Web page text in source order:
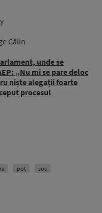
Călin
unde se
„Nu mi se pare deloc
niște alegații foarte
procesul
pot
sos